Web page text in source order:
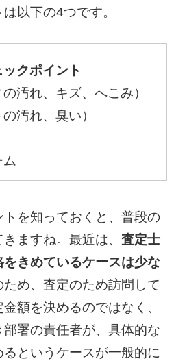
以下の4つです。
クポイント
汚れ、キズ、へこみ）
汚れ、臭い）
を知っておくと、普段の
ますね。最近は、 査定士
きめているケースは少な
ため、査定のため訪問して
額を決めるのではなく、
部署の責任者が、具体的な
というケースが一般的に